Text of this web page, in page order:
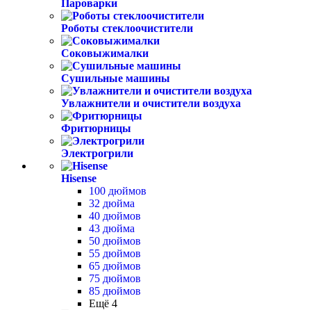
Пароварки
Роботы стеклоочистители
Соковыжималки
Сушильные машины
Увлажнители и очистители воздуха
Фритюрницы
Электрогрили
Hisense
100 дюймов
32 дюйма
40 дюймов
43 дюйма
50 дюймов
55 дюймов
65 дюймов
75 дюймов
85 дюймов
Ещё 4